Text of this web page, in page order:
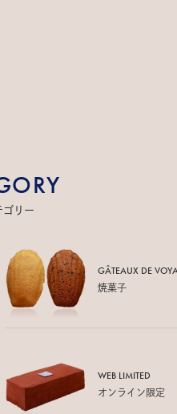
ゴリー
GÂTEAUX DE
焼菓子
WEB LIMITED
オンライン限定